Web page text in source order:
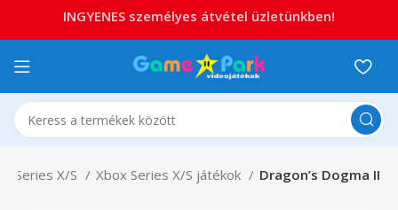
Series X/S Xbox Series X/S játékok Dragon’s Dogma II
INGYENES személyes átvétel üzletünkben!